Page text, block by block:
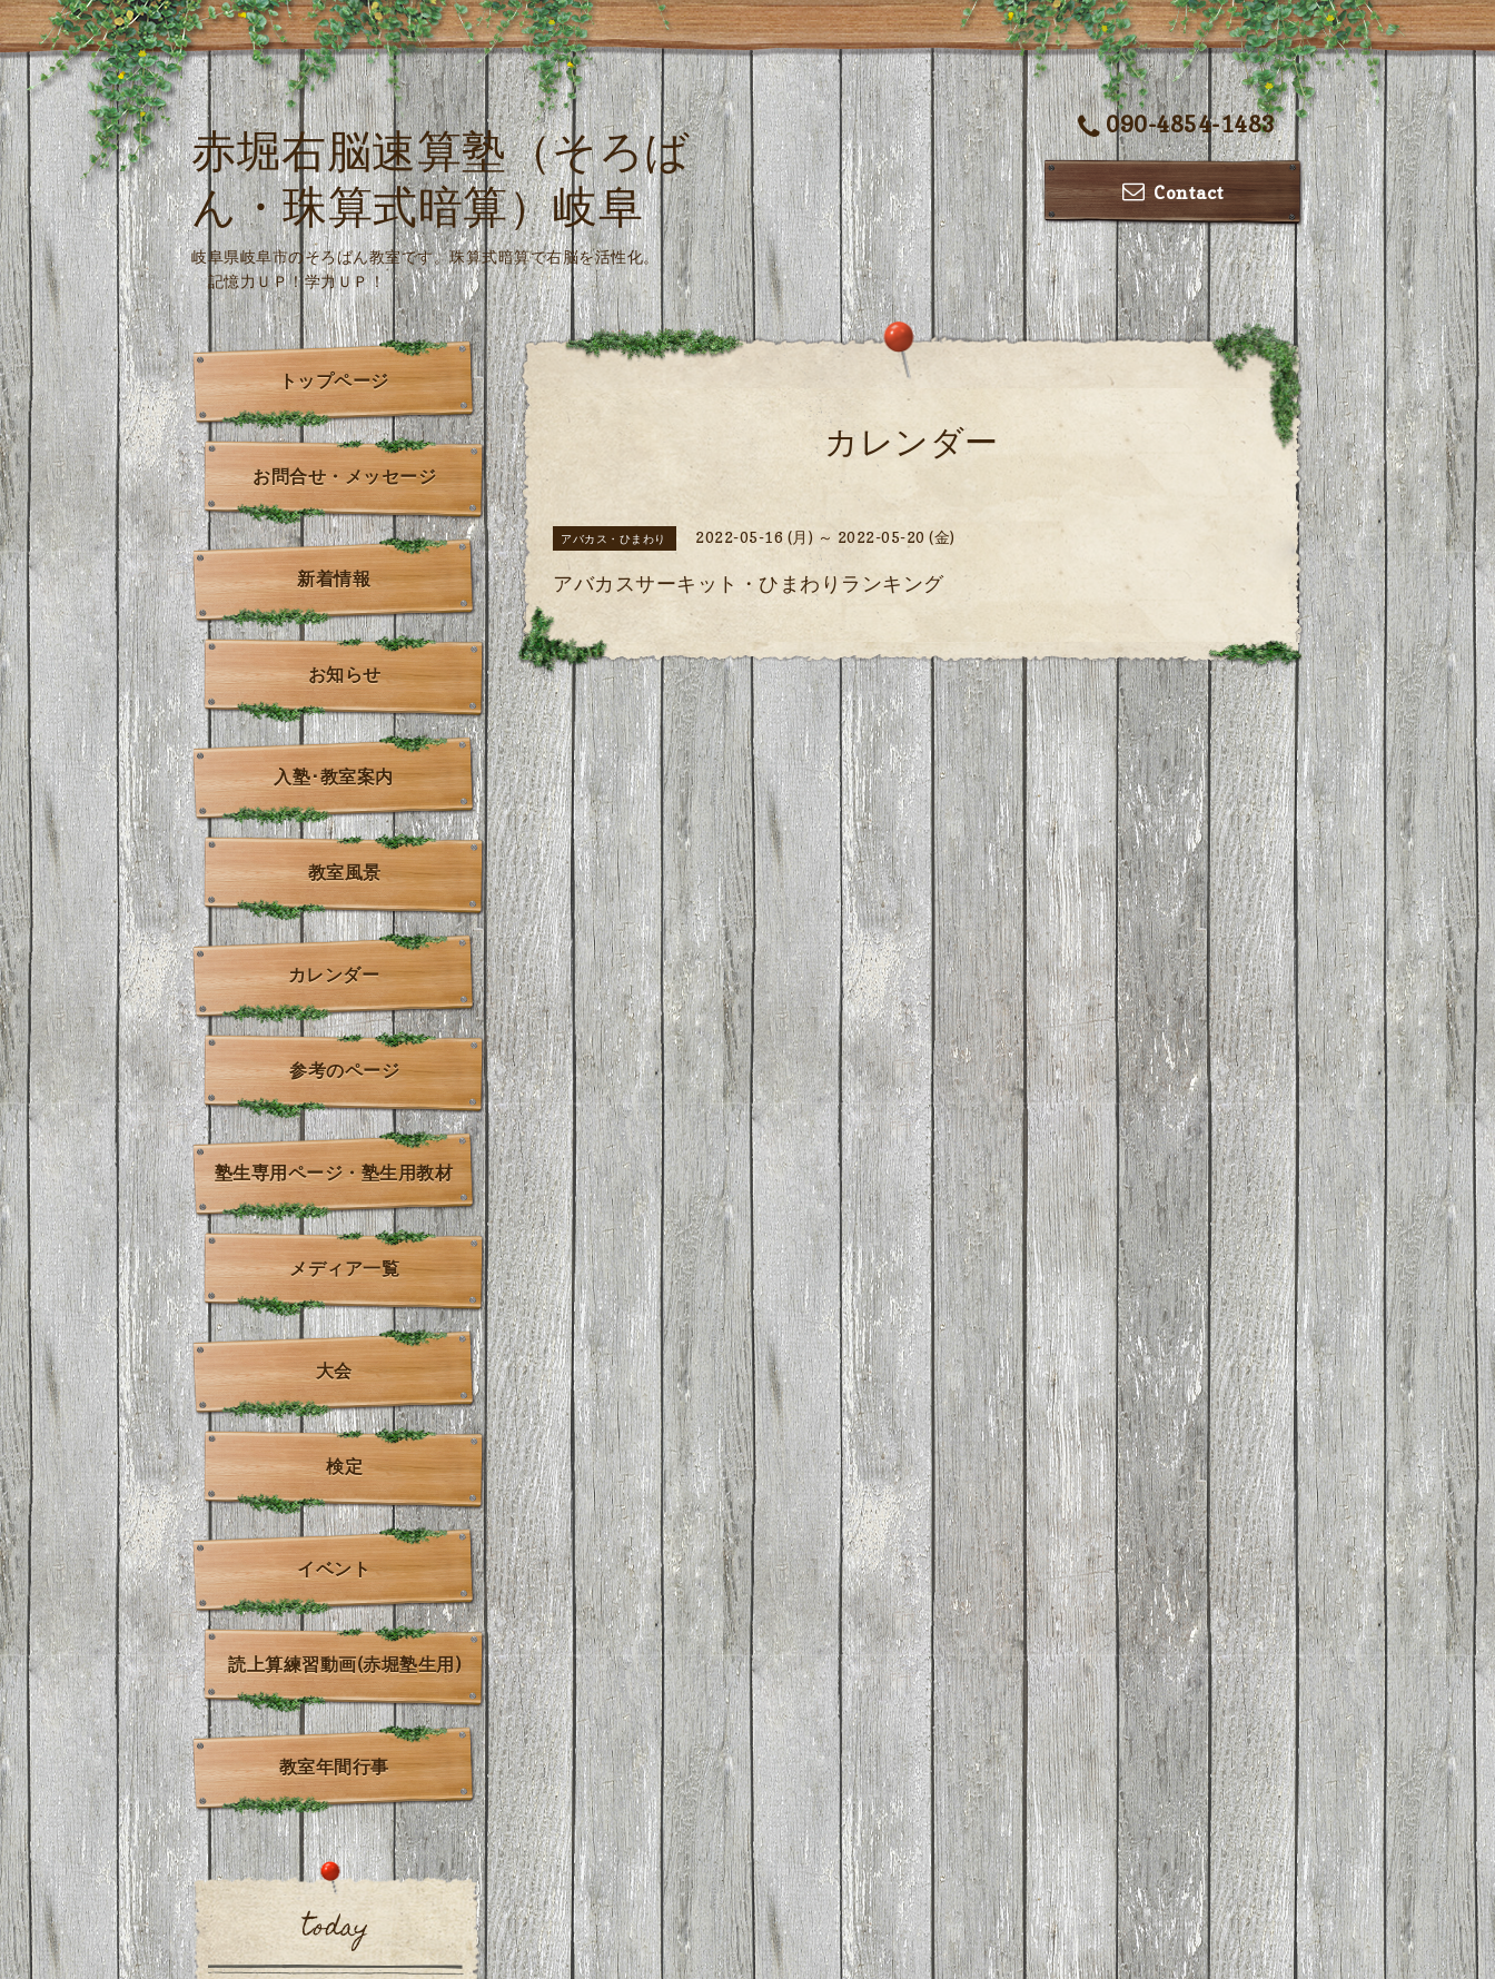
090-4854-1483
Contact
赤堀右脳速算塾（そろば
ん・珠算式暗算）岐阜
岐阜県岐阜市のそろばん教室です。珠算式暗算で右脳を活性化。
記憶力ＵＰ！学力ＵＰ！
カレンダー
アバカス・ひまわり 2022-05-16 (月) ～ 2022-05-20 (金)
アバカスサーキット・ひまわりランキング
トップページ
お問合せ・メッセージ
新着情報
お知らせ
入塾･教室案内
教室風景
カレンダー
参考のページ
塾生専用ページ・塾生用教材
メディア一覧
大会
検定
イベント
読上算練習動画(赤堀塾生用)
教室年間行事
today